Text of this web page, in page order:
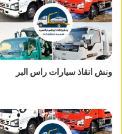
ونش انقاذ سيارات راس البر